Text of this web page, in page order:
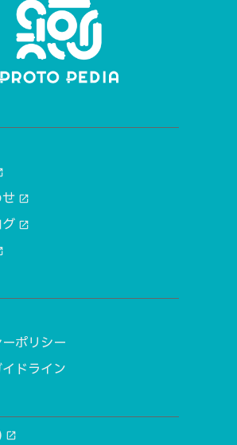
open_in_new
open_in_new
ポリシー
ドライン
open_in_new